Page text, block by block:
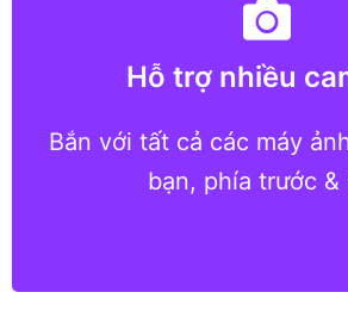
Hỗ trợ nhiều
Bắn với tất cả các máy
bạn, phía trước &
Cài đặt chất lượng được
hình ảnh và video tốt